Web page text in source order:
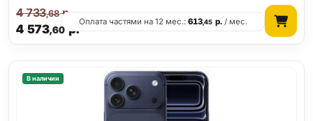
4 573,60 р.
4 733,68р.
Оплата частями на 12 мес.:613,45 р./ мес.
В наличии